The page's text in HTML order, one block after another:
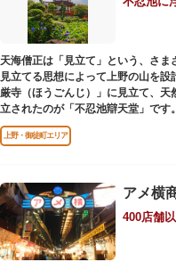
動物園としても知られるようにな
かさと懐かしさを併せ持つレトロ
トとなっています。幼児（0歳～4
身長制限の無いアトラクションもあ
りです。
天海僧正は「見立て」という、さ
見立てる思想によって上野の山を
厳寺（ほうごんじ）」に見立て、
立されたのが「不忍池辯天堂」で
用していましたが、参詣者が増えた
どこからでも参拝できるように、八
ご本尊である辯才天は、音楽と芸能
「辯”財”天」とも書くことから、金
います。辯才天は琵琶を持った姿で
天は、8本の腕に煩悩を破壊する武
上野・御徒町エリア
アメ横
400店舗